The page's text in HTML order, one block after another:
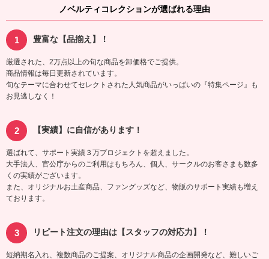
ノベルティコレクションが選ばれる理由
豊富な【品揃え】！
厳選された、2万点以上の旬な商品を卸価格でご提供。
商品情報は毎日更新されています。
旬なテーマに合わせてセレクトされた人気商品がいっぱいの『特集ページ』も
お見逃しなく！
【実績】に自信があります！
選ばれて、サポート実績３万プロジェクトを超えました。
大手法人、官公庁からのご利用はもちろん、個人、サークルのお客さまも数多
くの実績がございます。
また、オリジナルお土産商品、ファングッズなど、物販のサポート実績も増え
ております。
リピート注文の理由は【スタッフの対応力】！
短納期名入れ、複数商品のご提案、オリジナル商品の企画開発など、難しいご